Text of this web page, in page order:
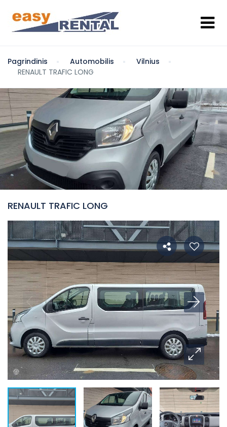
Pagrindinis Automobilis
Vilnius
RENAULT TRAFIC LONG
RENAULT TRAFIC LONG